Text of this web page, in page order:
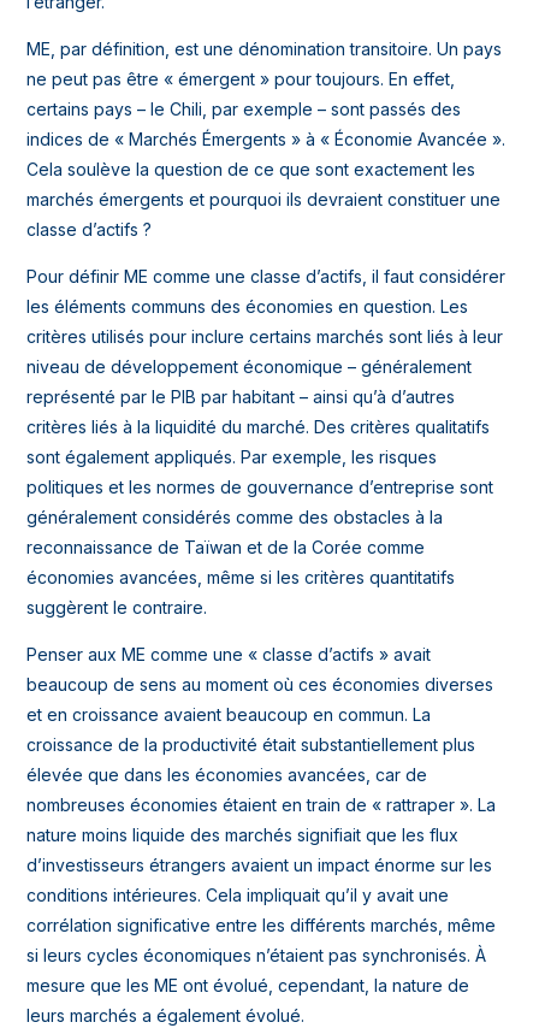
ME, par définition, est une dénomination transitoire. Un pays
ne peut pas être « émergent » pour toujours. En effet,
certains pays – le Chili, par exemple – sont passés des
indices de « Marchés Émergents » à « Économie Avancée ».
Cela soulève la question de ce que sont exactement les
marchés émergents et pourquoi ils devraient constituer une
classe d’actifs ?
Pour définir ME comme une classe d’actifs, il faut considérer
les éléments communs des économies en question. Les
critères utilisés pour inclure certains marchés sont liés à leur
niveau de développement économique – généralement
représenté par le PIB par habitant – ainsi qu’à d’autres
critères liés à la liquidité du marché. Des critères qualitatifs
sont également appliqués. Par exemple, les risques
politiques et les normes de gouvernance d’entreprise sont
généralement considérés comme des obstacles à la
reconnaissance de Taïwan et de la Corée comme
économies avancées, même si les critères quantitatifs
suggèrent le contraire.
Penser aux ME comme une « classe d’actifs » avait
beaucoup de sens au moment où ces économies diverses
et en croissance avaient beaucoup en commun. La
croissance de la productivité était substantiellement plus
élevée que dans les économies avancées, car de
nombreuses économies étaient en train de « rattraper ». La
nature moins liquide des marchés signifiait que les flux
d’investisseurs étrangers avaient un impact énorme sur les
conditions intérieures. Cela impliquait qu’il y avait une
corrélation significative entre les différents marchés, même
si leurs cycles économiques n’étaient pas synchronisés. À
mesure que les ME ont évolué, cependant, la nature de
leurs marchés a également évolué.